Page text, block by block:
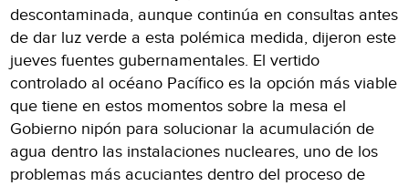
descontaminada, aunque continúa en consultas antes
de dar luz verde a esta polémica medida, dijeron este
jueves fuentes gubernamentales. El vertido
controlado al océano Pacífico es la opción más viable
que tiene en estos momentos sobre la mesa el
Gobierno nipón para solucionar la acumulación de
agua dentro las instalaciones nucleares, uno de los
problemas más acuciantes dentro del proceso de